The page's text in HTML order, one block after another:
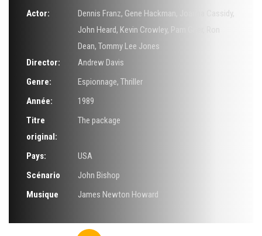
Actor: Dennis Franz, Gene Hackman Joanna Cassidy,
John Heard, Kevin Crowley, Pam Grier
Dean, Tommy Lee Jones
Director:
Andrew Davis
Genre:
Espionnage, Thriller
Année:
1989
Titre
original:
The package
Pays:
USA
Scénario
John Bishop
Musique
James Newton Howard